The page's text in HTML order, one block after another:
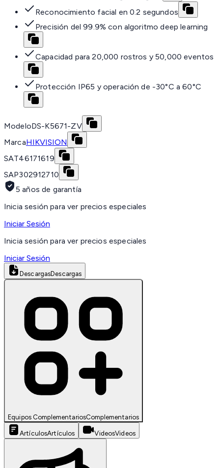
Reconocimiento facial en 0.2 segundos
Precisión del 99.9% con algoritmo deep learning
Capacidad para 20,000 rostros y 50,000 eventos
Protección IP65 y operación de -30°C a 60°C
ModeloDS-K5671-ZV
MarcaHIKVISION
SAT46171619
SAP302912710
5 años de garantía
Inicia sesión para ver precios especiales
Iniciar Sesión
Inicia sesión para ver precios especiales
Iniciar Sesión
DescargasDescargas
Equipos ComplementariosComplementarios
ArtículosArtículos VideosVideos